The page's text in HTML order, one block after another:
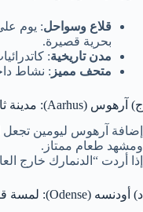
قلاع وسواحل: يوم
بحرية قصيرة.
مدن تاريخية:
متحف مميز : نشاط
ج) آرهوس (Aarhus): مدينة ثانية تغيّر مزاج الرحلة ✨
إضافة آرهوس ليومين تجعل
ومشهد طعام ممتاز.
إذا أردت “الدنمارك خارج
د) أودنسه (Odense): لمسة قصصية وهادئة 👣